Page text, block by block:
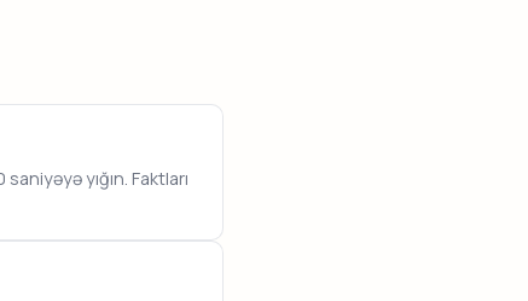
yığın. Faktları